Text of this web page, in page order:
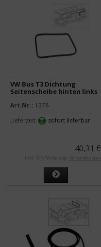
VW Bus T3 Dichtung
Seitenscheibe hinten links
Art.Nr.: 1378
Lieferzeit:
sofort lieferbar
40,31 €
inkl. 19 % MwSt. zzgl. Versandkosten